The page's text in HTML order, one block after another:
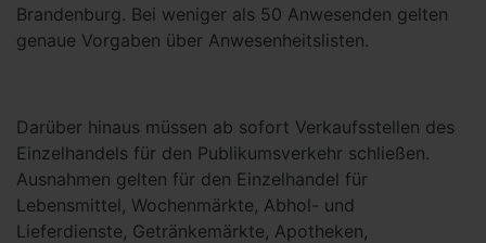
Brandenburg. Bei weniger als 50 Anwesenden gelten
genaue Vorgaben über Anwesenheitslisten.
Darüber hinaus müssen ab sofort Verkaufsstellen des
Einzelhandels für den Publikumsverkehr schließen.
Ausnahmen gelten für den Einzelhandel für
Lebensmittel, Wochenmärkte, Abhol- und
Lieferdienste, Getränkemärkte, Apotheken,